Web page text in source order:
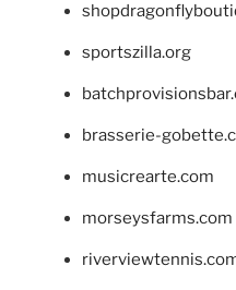
sportszilla.org
brasserie-
musicrearte.com
morseysfarms.com